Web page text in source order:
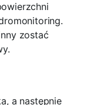
zostać
a następnie